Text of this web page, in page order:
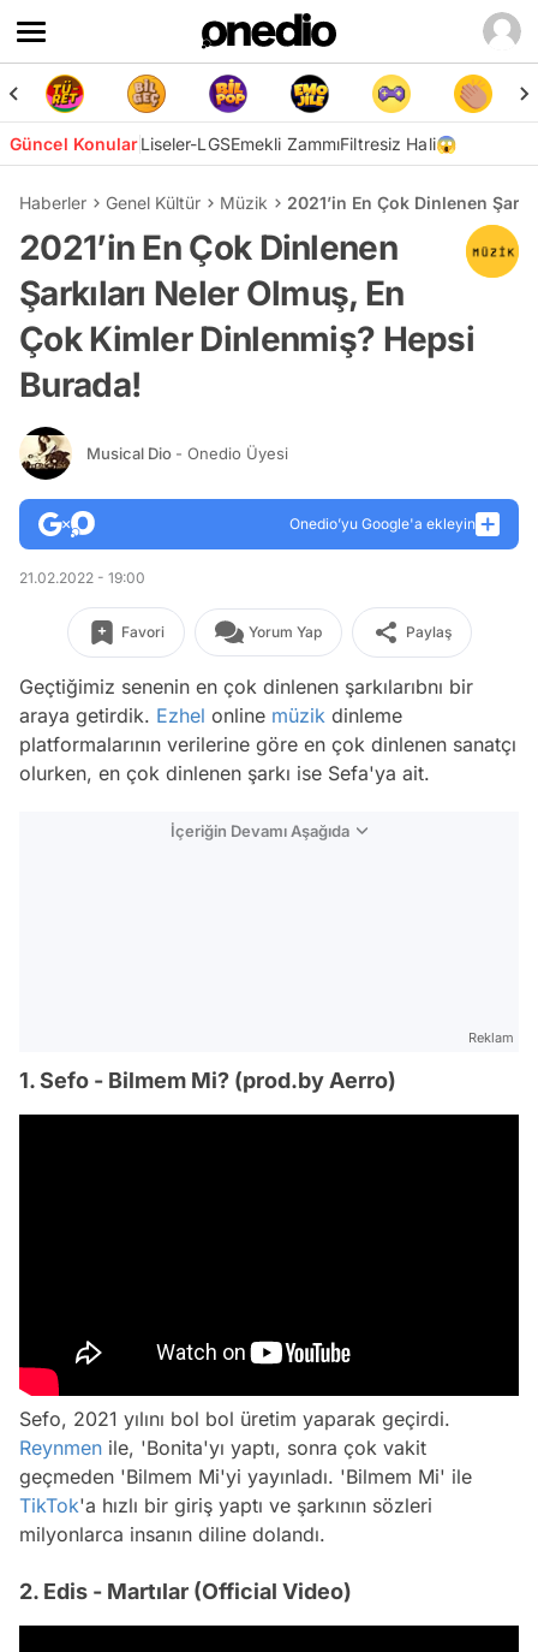
Güncel KonularLiseler-LGSEmekli ZammıFiltresiz Hali😱
Haberler Genel Kültür Müzik 2021’in En Çok Dinlenen
2021’in En Çok Dinlenen
Şarkıları Neler Olmuş, En
Çok Kimler Dinlenmiş? Hepsi
Burada!
Musical Dio - Onedio Üyesi
Onedio’yu Google'a ekleyin
21.02.2022 - 19:00
Favori Yorum Yap Paylaş
Geçtiğimiz senenin en çok dinlenen şarkılarıbnı bir
araya getirdik. Ezhel online müzik dinleme
platformalarının verilerine göre en çok dinlenen sanatçı
olurken, en çok dinlenen şarkı ise Sefa'ya ait.
İçeriğin Devamı Aşağıda
Reklam
1. Sefo - Bilmem Mi? (prod.by Aerro)
Sefo, 2021 yılını bol bol üretim yaparak geçirdi.
Reynmen ile, 'Bonita'yı yaptı, sonra çok vakit
geçmeden 'Bilmem Mi'yi yayınladı. 'Bilmem Mi' ile
TikTok'a hızlı bir giriş yaptı ve şarkının sözleri
milyonlarca insanın diline dolandı.
2. Edis - Martılar (Official Video)